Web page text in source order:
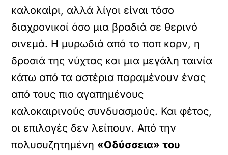
καλοκαίρι, αλλά λίγοι είναι τόσο
διαχρονικοί όσο μια βραδιά σε θερινό
σινεμά. Η μυρωδιά από το ποπ κορν, η
δροσιά της νύχτας και μια μεγάλη ταινία
κάτω από τα αστέρια παραμένουν ένας
από τους πιο αγαπημένους
καλοκαιρινούς συνδυασμούς. Και φέτος,
οι επιλογές δεν λείπουν. Από την
πολυσυζητημένη «Οδύσσεια» του